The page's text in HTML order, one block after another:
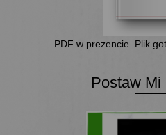
PDF w prezencie. Plik
Postaw Mi